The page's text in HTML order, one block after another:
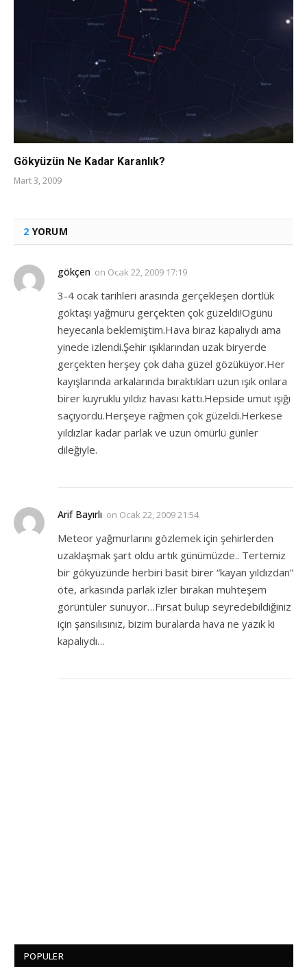
Gökyüzün Ne Kadar Karanlık?
Mart 3, 2009
2 YORUM
gökçen on Ocak 22, 2009 17:19
3-4 ocak tarihleri arasında gerçekleşen dörtlük
göktaşı yağmuru gerçekten çok güzeldi!Ogünü
heyecanla beklemiştim.Hava biraz kapalıydı ama
yinede izlendi.Şehir ışıklarından uzak biryerde
gerçekten herşey çok daha güzel gözüküyor.Her
kayışlarında arkalarında bıraktıkları uzun ışık onlara
birer kuyruklu yıldız havası kattı.Hepside umut ışığı
saçıyordu.Herşeye rağmen çok güzeldi.Herkese
yıldızlar kadar parlak ve uzun ömürlü günler
dileğiyle.
Arif Bayırlı on Ocak 22, 2009 21:54
Meteor yağmurlarını gözlemek için şehirlerden
uzaklaşmak şart oldu artık günümüzde.. Tertemiz
bir gökyüzünde herbiri basit birer “kayan yıldızdan”
öte, arkasında parlak izler bırakan muhteşem
görüntüler sunuyor…Fırsat bulup seyredebildiğiniz
için şansılısınız, bizim buralarda hava ne yazık ki
kapalıydı…
POPULER